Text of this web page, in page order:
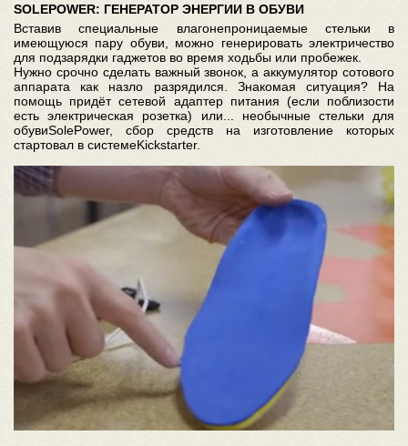
SOLEPOWER: ГЕНЕРАТОР ЭНЕРГИИ В ОБУВИ
Вставив специальные влагонепроницаемые стельки в
имеющуюся пару обуви, можно генерировать электричество
для подзарядки гаджетов во время ходьбы или пробежек.
Нужно срочно сделать важный звонок, а аккумулятор сотового
аппарата как назло разрядился. Знакомая ситуация? На
помощь придёт сетевой адаптер питания (если поблизости
есть электрическая розетка) или... необычные стельки для
обувиSolePower, сбор средств на изготовление которых
стартовал в системеKickstarter.